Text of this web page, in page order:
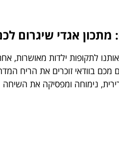
מתכון אגדי שיגרום
לתקופות ילדות
בוודאי זוכרים את הריח
נימוחה ומפסיקה את